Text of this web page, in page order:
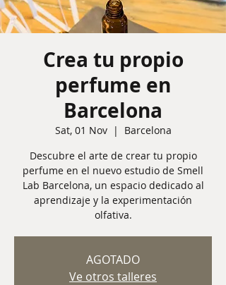
Crea tu propio
perfume en
Barcelona
Sat, 01 Nov
  |
Barcelona
Descubre el arte de crear tu propio
perfume en el nuevo estudio de Smell
Lab Barcelona, un espacio dedicado al
aprendizaje y la experimentación
olfativa.
AGOTADO
Ve otros talleres